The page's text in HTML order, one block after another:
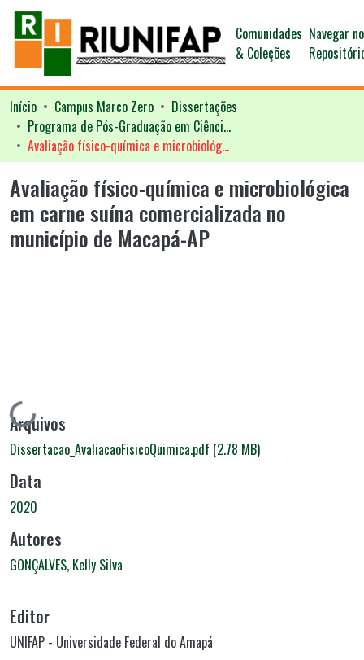
Comunidades
& Coleções
Navegar no
Início Campus Marco Zero
Dissertações
Programa de Pós-Graduação em Ciências Ambientais - PPGCA
Avaliação físico-química e microbiológica em carne suína comercializada no município de Macapá-AP
Avaliação físico-química e microbiológica
em carne suína comercializada no
município de Macapá-AP
Carregando...
Arquivos
Dissertacao_AvaliacaoFisicoQuimica.pdf (2.78 MB)
Data
2020
Autores
GONÇALVES, Kelly Silva
Editor
UNIFAP - Universidade Federal do Amapá